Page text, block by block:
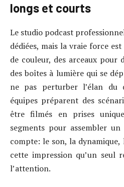
longs et courts
Le studio podcast
dédiées, mais la vraie force
de couleur, des arceaux pour
des boîtes à lumière qui se
ne pas perturber l’élan du
équipes préparent des
être filmés en prises
segments pour assembler
compte: le son, la
cette impression qu’un seul
l’attention.